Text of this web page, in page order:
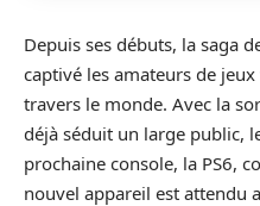
Depuis ses débuts, la saga
captivé les amateurs de
travers le monde. Avec la
déjà séduit un large public,
prochaine console, la PS6,
nouvel appareil est attendu